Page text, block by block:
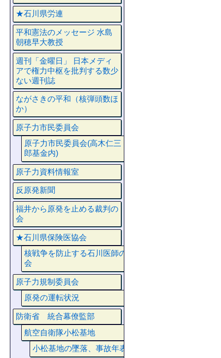
★石川県労連
平和憲法のメッセージ 水島
朝穂早大教授
週刊「金曜日」 日本メディ
アで権力中枢を批判する数少
ない週刊誌
ながさきの平和（核弾頭数ほ
か）
原子力市民委員会
原子力市民委員会(高木仁三
郎基金内)
原子力資料情報室
反原発新聞
福井から原発を止める裁判の
会
★石川県保険医協会
核戦争を防止する石川医師の
会
原子力規制委員会
原発の運転状況
防衛省 統合幕僚監部
航空自衛隊小松基地
小松基地の墜落、事故年表